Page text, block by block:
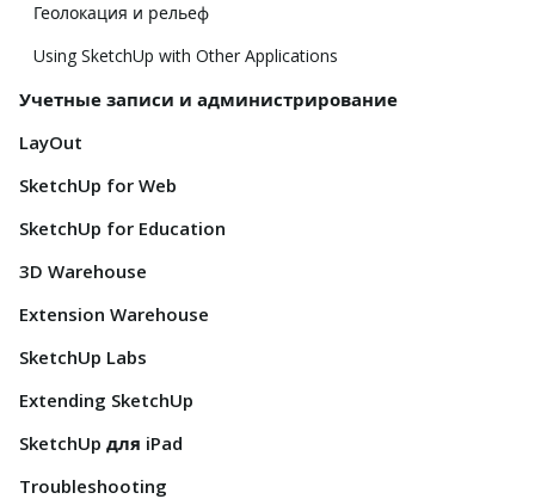
Геолокация и рельеф
Using SketchUp with Other Applications
Учетные записи и администрирование
LayOut
SketchUp for Web
SketchUp for Education
3D Warehouse
Extension Warehouse
SketchUp Labs
Extending SketchUp
SketchUp для iPad
Troubleshooting